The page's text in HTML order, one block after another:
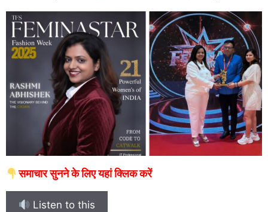
समाचार सुनने के लिए यहां क्लिक करें
Listen to this